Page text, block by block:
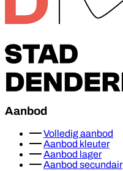
Aanbod
Volledig aanbod
Aanbod kleuter
Aanbod lager
Aanbod secundair